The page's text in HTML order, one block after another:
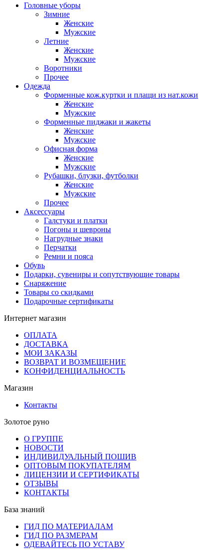
Головные уборы
Зимние
Женские
Мужские
Летние
Женские
Мужские
Воротники
Прочее
Одежда
Форменные кож.куртки и плащи из нат.кожи
Женские
Мужские
Форменные пиджаки и жакеты
Женские
Мужские
Офисная форма
Женские
Мужские
Рубашки, блузки, футболки
Женские
Мужские
Прочее
Аксессуары
Галстуки и платки
Погоны и шевроны
Нагрудные знаки
Перчатки
Ремни и пояса
Обувь
Подарки, сувениры и сопутствующие товары
Снаряжение
Товары со скидками
Подарочные сертификаты
Интернет магазин
ОПЛАТА
ДОСТАВКА
МОИ ЗАКАЗЫ
ВОЗВРАТ И ВОЗМЕЩЕНИЕ
КОНФИДЕНЦИАЛЬНОСТЬ
Магазин
Контакты
Золотое руно
О ГРУППЕ
НОВОСТИ
ИНДИВИДУАЛЬНЫЙ ПОШИВ
ОПТОВЫМ ПОКУПАТЕЛЯМ
ЛИЦЕНЗИИ И СЕРТИФИКАТЫ
ОТЗЫВЫ
КОНТАКТЫ
База знаний
ГИД ПО МАТЕРИАЛАМ
ГИД ПО РАЗМЕРАМ
ОДЕВАЙТЕСЬ ПО УСТАВУ